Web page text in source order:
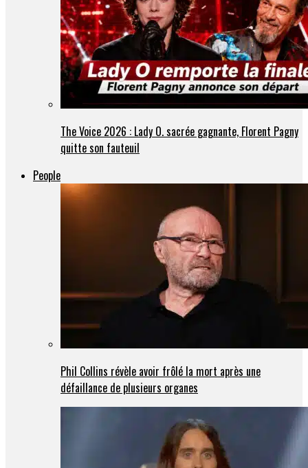
The Voice 2026 : Lady O. sacrée gagnante, Florent Pagny
quitte son fauteuil
People
Phil Collins révèle avoir frôlé la mort après une
défaillance de plusieurs organes